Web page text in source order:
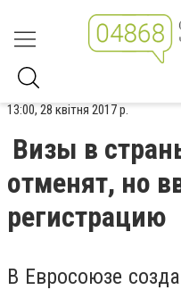
13:00, 28 квітня 2017 р.
Визы в
отменят, но
регистрацию
В Евросоюзе